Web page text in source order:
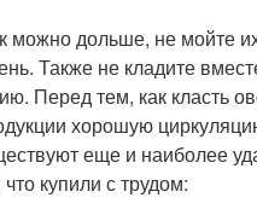
дольше, не мойте
Также не кладите
Перед тем, как класть
хорошую
еще и наиболее
купили с трудом: